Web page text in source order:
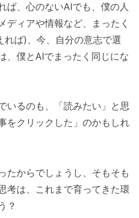
ば、心のないAIでも、僕の人
ディアや情報など、まったく
ば)、今、自分の意志で選
、僕とAIでまったく同じにな
いるのも、「読みたい」と思
をクリックした」のかもしれ
たからでしょうし、そもそも
考は、これまで育ってきた環
？